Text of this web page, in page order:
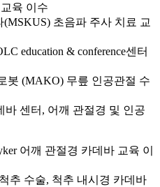
육 이수
(MSKUS) 초음파 주사 치료 교
education & conference센터
봇 (MAKO) 무릎 인공관절 수
바 센터, 어깨 관절경 및 인공
어깨 관절경 카데바 교육 이
추 수술, 척추 내시경 카데바